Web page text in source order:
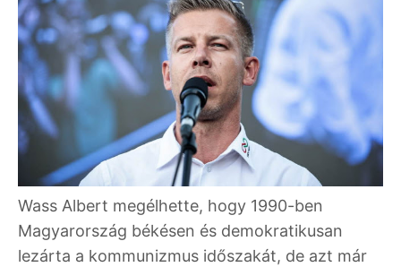
Wass Albert megélhette, hogy 1990-ben
Magyarország békésen és demokratikusan
lezárta a kommunizmus időszakát, de azt már